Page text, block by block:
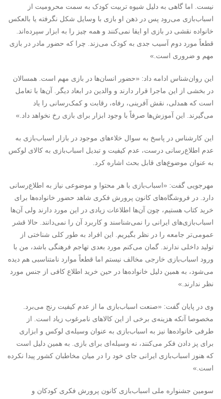
نیست. اما گاهی به دلیل شیوه تربیت کودک به سمت محرومیت از
اسباب‌بازی می‌رود پس در ذهن او بازی با وسایل شکل نگرفته یا بالعکس
خانواده نقشی در بازی او ایفا نمی‌کنند و همه چیز را به ابزار سپرده‌اند.
قطعاً مورد دوم آسیب جدی به کودک می‌زند. چرا که حضور مادر در بازی
مهم و ضروری است.»
این روان‌شناس ادامه داد: «حضور انسان‌ها در بازی مهم است. همسالان
در بخشی از این ماجرا قرار دارند و والدین در ابعاد دیگر. آن‌ها با تعامل
است که همدلی، نقش آفرینی، رفاه، رقابت و کمک‌رسانی را یاد
می‌گیرند. این آموزش‌ها صرفاً با وجود ابزار برای بازی رخ نخواهد داد.»
این کارشناس در پاسخ به سوال خلاءهای موجود در بازار اسباب‌بازی به
عدم اطلاع‌رسانی درست، عدم کیفیت و تبدیل اسباب‌بازی به کالای لوکس
به عنوان موضوع‌های قابل بحث اشاره کرد.
مهرجویی گفت: «اسباب‌بازی با هر محتوا و موضوعی نیاز به اطلاع‌رسانی
دارد. در فروشگاه‌های کانون پرورش فکری شاهد حضور خانواده‌ها برای
خرید کتاب هستیم، چون آن‌ها اطلاعات زیادی در این مورد دارند ولی آن‌ها
اسباب‌بازی‌های ایرانی را نمی‌شناسند و کاربرد آن را نمی‌دانند. حالا قشر
عمومی‌تر جامعه را در نظر بگیریم. این افراد به طور کلی شناختی از
تولید داخلی ندارند. گمان می‌کنم مورد بعدی تهاجم فرهنگی باشد، من با
ورود اسباب‌بازی خارجی مخالف نیستم اما قطعاً موارد نامتناسبی هم دیده
می‌شود، به همین دلیل خانواده‌ها در حین خرید اطلاع کافی از جنس مورد
نظر ندارند.»
وی در پایان گفت: «صنعت اسباب‌بازی ما از عدم کیفیت رنج می‌برد.
مخصوصا آنکه هزینه‌ی برخی از این کالاهای نامرغوب زیاد است. از
طرفی خانواده‌ها نیز به اسباب‌بازی به عنوان وسیله‌ی لوکس و ابزاری
برای پز دادن فکر می‌کنند، نه وسیله‌ای برای بازی. به همین دلیل است
که هنوز اسباب‌بازی ایرانی جای خود را در میان مخاطبان کشور پیدا نکرده
است.»
سومین جشنواره ملی اسباب‌بازی کانون پرورش فکری کودکان و